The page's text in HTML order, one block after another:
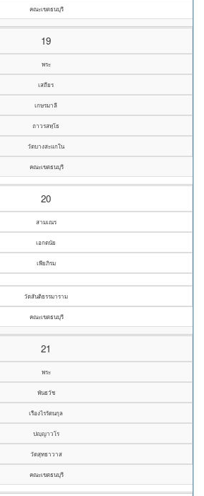
คณะเขตธนบุรี
19
พระ
เสถียร
เกษรมาลี
ถาวรสทฺโธ
วัดบางสะแกใน
คณะเขตธนบุรี
20
สามเณร
เอกดนัย
เพียภิรม
วัดสันติธรรมาราม
คณะเขตธนบุรี
21
พระ
พันธวัช
เรืองไรรัตนกุล
ปญฺญาวโร
วัดสุทธาวาส
คณะเขตธนบุรี